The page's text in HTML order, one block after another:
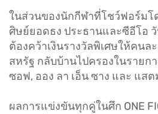
ในส่วนของนักกีฬาที่โชว์ฟอร์มโ
ศิษย์ยอดธง ประธานและซีอีโอ
ต้องคว้าเงินรางวัลพิเศษให้คนล
สหรัฐ กลับบ้านไปครองในรายก
ซอฟ, ออง ลา เอ็น ซาง และ แส
ผลการแข่งขันทุกคู่ในศึก ONE